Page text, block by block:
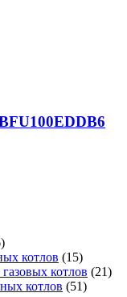
котлов (15)
котлов (21)
котлов (51)